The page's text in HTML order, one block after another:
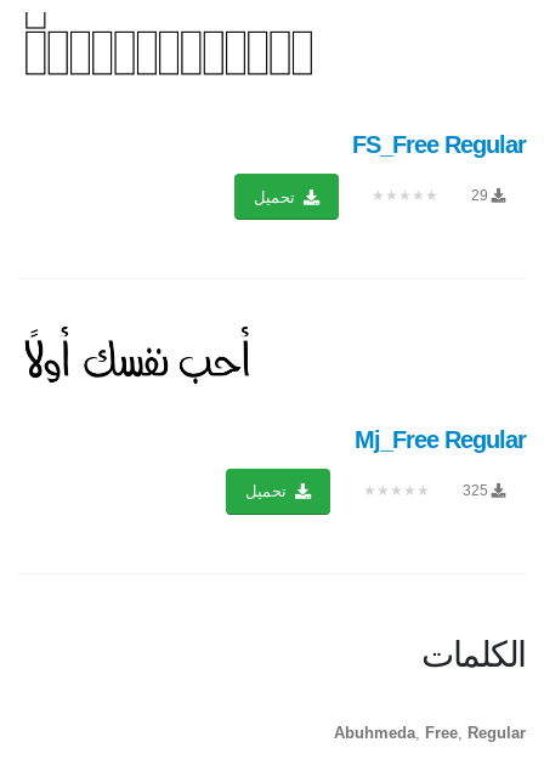
FS_Free Regular
29
★★★★★ تحميل
Mj_Free Regular
325
★★★★★ تحميل
الكلمات
Abuhmeda Free Regular